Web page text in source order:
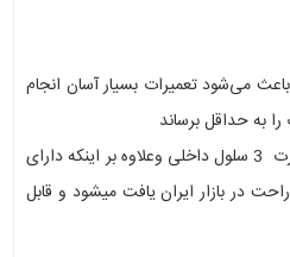
باعث می‌شود تعمیرات بسیار آسان انجام
به حداقل برساند
باطری لپ تاپ dell 7300 به صورت 3 سلول داخلی وعلاوه بر اینکه دارای
در بازار ایران یافت میشود و قابل